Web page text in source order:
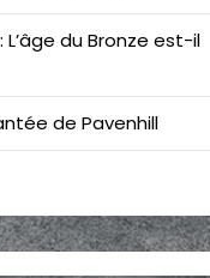
du Bronze est-il
de Pavenhill